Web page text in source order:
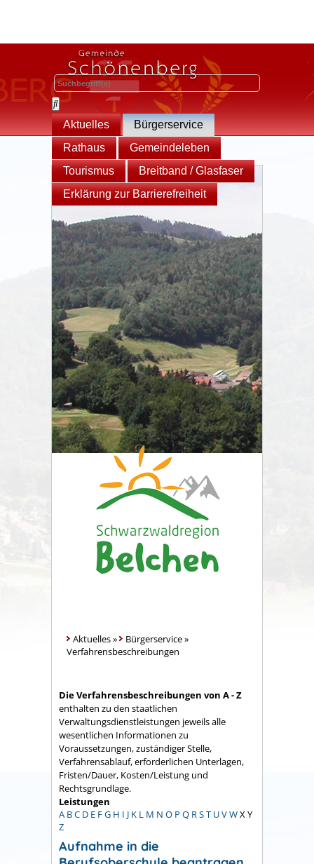
Aktuelles
Bürgerservice
Rathaus
Gemeindeleben
Tourismus
Breitband / Glasfaser
Erklärung zur Barrierefreiheit
Aktuelles» Bürgerservice»
Verfahrensbeschreibungen
Die Verfahrensbeschreibungen von A - Z
enthalten zu den staatlichen
Verwaltungsdienstleistungen jeweils alle
wesentlichen Informationen zu
Voraussetzungen, zuständiger Stelle,
Verfahrensablauf, erforderlichen Unterlagen,
Fristen/Dauer, Kosten/Leistung und
Rechtsgrundlage.
Leistungen
A BC D E FG H I J K L M N O P Q RST UVWX Y
Z
Aufnahme in die